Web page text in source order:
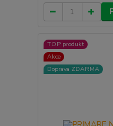
TOP produkt
Akce
Doprava ZDARMA